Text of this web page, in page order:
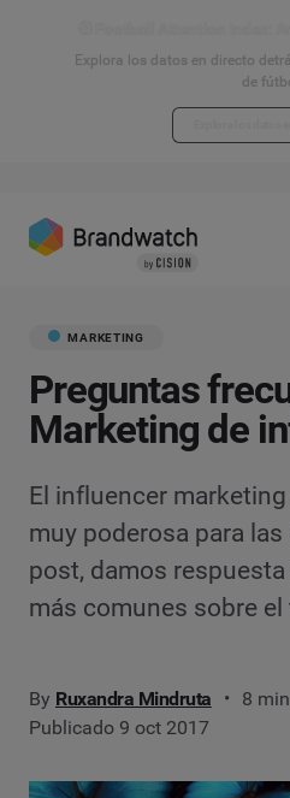
Explora los datos en directo
de
MARKETING
Preguntas
Marketing de
El influencer
muy poderosa para
post, damos
más comunes sobre el
By Ruxandra Mindruta
8
Publicado 9 oct 2017